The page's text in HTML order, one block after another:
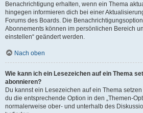
Benachrichtigung erhalten, wenn ein Thema
hingegen informieren dich bei einer
Forums des Boards. Die
Abonnements können im persönlichen Bereich
einstellen“ geändert werden.
Nach oben
Wie kann ich ein Lesezeichen auf ein Thema
abonnieren?
Du kannst ein Lesezeichen auf ein Thema
du die entsprechende Option in den „Themen-
normalerweise ober- und unterhalb des